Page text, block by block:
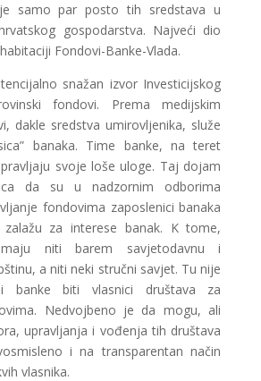
samo par posto tih sredstava u
gospodarstva. Najveći dio
Fondovi-Banke-Vlada.
snažan izvor Investicijskog
fondovi. Prema medijskim
dakle sredstva umirovljenika, služe
banaka. Time banke, na teret
svoje loše uloge. Taj dojam
da su u nadzornim odborima
fondovima zaposlenici banaka
za interese banak. K tome,
niti barem savjetodavnu i
a niti neki stručni savjet. Tu nije
banke biti vlasnici društava za
Nedvojbeno je da mogu, ali
upravljanja i vođenja tih društava
i na transparentan način
vlasnika.